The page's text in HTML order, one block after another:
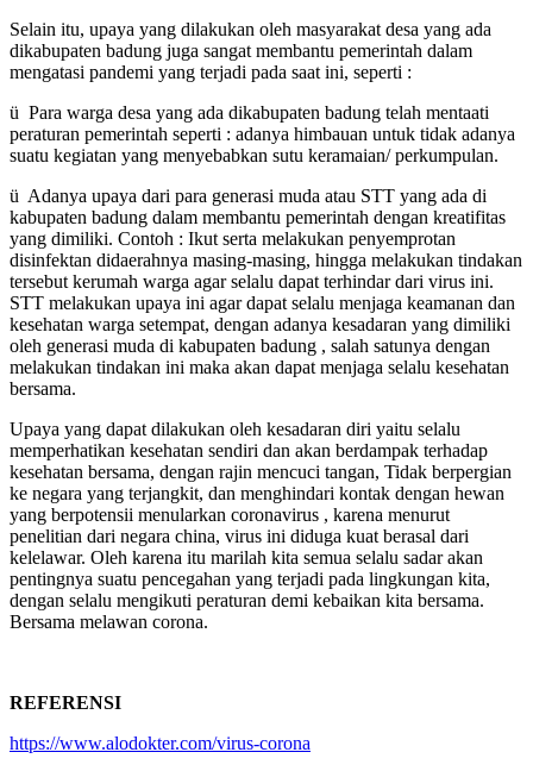
Selain itu, upaya yang dilakukan oleh masyarakat desa yang ada
dikabupaten badung juga sangat membantu pemerintah dalam
mengatasi pandemi yang terjadi pada saat ini, seperti :
ü Para warga desa yang ada dikabupaten badung telah mentaati
peraturan pemerintah seperti : adanya himbauan untuk tidak adanya
suatu kegiatan yang menyebabkan sutu keramaian/ perkumpulan.
ü Adanya upaya dari para generasi muda atau STT yang ada di
kabupaten badung dalam membantu pemerintah dengan kreatifitas
yang dimiliki. Contoh : Ikut serta melakukan penyemprotan
disinfektan didaerahnya masing-masing, hingga melakukan tindakan
tersebut kerumah warga agar selalu dapat terhindar dari virus ini.
STT melakukan upaya ini agar dapat selalu menjaga keamanan dan
kesehatan warga setempat, dengan adanya kesadaran yang dimiliki
oleh generasi muda di kabupaten badung , salah satunya dengan
melakukan tindakan ini maka akan dapat menjaga selalu kesehatan
bersama.
Upaya yang dapat dilakukan oleh kesadaran diri yaitu selalu
memperhatikan kesehatan sendiri dan akan berdampak terhadap
kesehatan bersama, dengan rajin mencuci tangan, Tidak berpergian
ke negara yang terjangkit, dan menghindari kontak dengan hewan
yang berpotensii menularkan coronavirus , karena menurut
penelitian dari negara china, virus ini diduga kuat berasal dari
kelelawar. Oleh karena itu marilah kita semua selalu sadar akan
pentingnya suatu pencegahan yang terjadi pada lingkungan kita,
dengan selalu mengikuti peraturan demi kebaikan kita bersama.
Bersama melawan corona.
REFERENSI
https://www.alodokter.com/virus-corona